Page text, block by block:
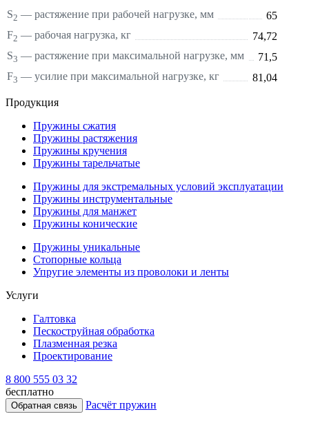
S2 — растяжение при рабочей нагрузке, мм
65
F2 — рабочая нагрузка, кг
74,72
S3 — растяжение при максимальной нагрузке, мм
71,5
F3 — усилие при максимальной нагрузке, кг 81,04
Продукция
Пружины сжатия
Пружины растяжения
Пружины кручения
Пружины тарельчатые
Пружины для экстремальных условий эксплуатации
Пружины инструментальные
Пружины для манжет
Пружины конические
Пружины уникальные
Стопорные кольца
Упругие элементы из проволоки и ленты
Услуги
Галтовка
Пескоструйная обработка
Плазменная резка
Проектирование
8 800 555 03 32
бесплатно
Обратная связь Расчёт пружин